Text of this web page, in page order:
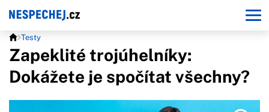
Testy
Zapeklité trojúhelníky:
Dokážete je spočítat všechny?